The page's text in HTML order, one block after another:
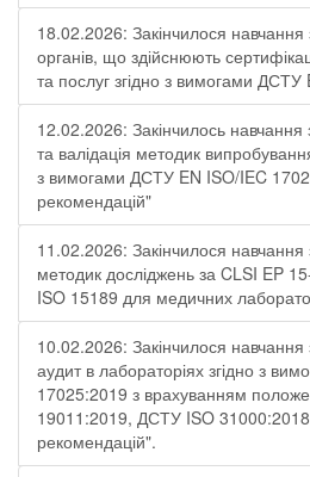
18.02.2026: Закінчилося
органів, що здійснюють
та послуг згідно з вимогами
12.02.2026: Закінчилось навчання
та валідація методик
з вимогами ДСТУ EN ISO/IEC
рекомендацій"
11.02.2026: Закінчилося
методик досліджень за CLSI EP
ISO 15189 для медичних
10.02.2026: Закінчилося навчання
аудит в лабораторіях згідно з
17025:2019 з врахуванням
19011:2019, ДСТУ ISO
рекомендацій".